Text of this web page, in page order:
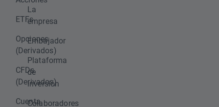
ETFs
Opciones
(Derivados)
CFDs
(Derivados)
Cuenta
La
empresa
Embajador
Plataforma
de
inversión
Colaboradores